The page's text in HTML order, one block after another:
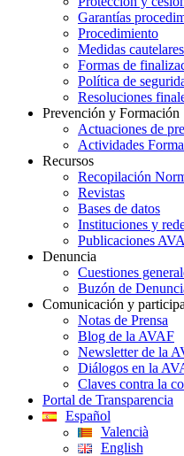
Garantías
Procedimiento
Medidas cautelares
Formas de
Política de
Resoluciones
Prevención y Formación
Actuaciones de
Actividades
Recursos
Recopilación
Revistas
Bases de datos
Instituciones y
Publicaciones
Denuncia
Cuestiones
Buzón de
Comunicación y
Notas de Prensa
Blog de la AVAF
Newsletter de la
Diálogos en la
Claves contra la
Portal de Transparencia
Español
Valencià
English